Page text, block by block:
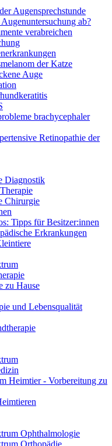
Augensprechstunde
ab?
verabreichen
der Katze
Auge
brachycephaler
Retinopathie der
Diagnostik
Chirurgie
Tipps für Besitzer:innen
Erkrankungen
zu Hause
und Lebensqualität
Heimtier - Vorbereitung zu
Ophthalmologie
Orthopädie